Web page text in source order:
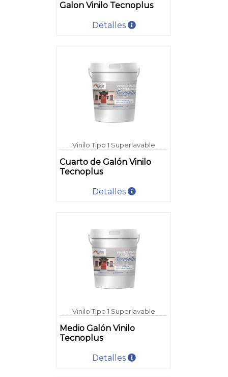
Galon Vinilo Tecnoplus
Detalles
Vinilo Tipo 1 Superlavable
Cuarto de Galón Vinilo
Tecnoplus
Detalles
Vinilo Tipo 1 Superlavable
Medio Galón Vinilo
Tecnoplus
Detalles